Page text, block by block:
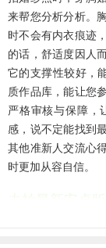
来帮您分析分析。
时不会有内衣痕迹
的话，舒适度因人
它的支撑性较好，
质作品库，能让您
严格审核与保障，
感，说不定能找到
其他准新人交流心
时更加从容自信。
去拍最新安卓